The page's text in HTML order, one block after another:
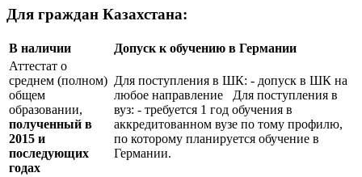
Для граждан Казахстана:
В наличии
Допуск к обучению в Германии
Аттестат о
среднем (полном)
общем
образовании,
полученный в
2015 и
последующих
годах
Для поступления в ШК: - допуск в ШК на
любое направление Для поступления в
вуз: - требуется 1 год обучения в
аккредитованном вузе по тому профилю,
по которому планируется обучение в
Германии.